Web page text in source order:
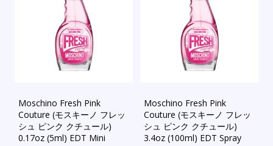
Moschino Fresh Pink
Couture (モスキーノ フレッ
シュ ピンク クチュール)
0.17oz (5ml) EDT Mini
Moschino Fresh Pink
Couture (モスキーノ フレッ
シュ ピンク クチュール)
3.4oz (100ml) EDT Spray